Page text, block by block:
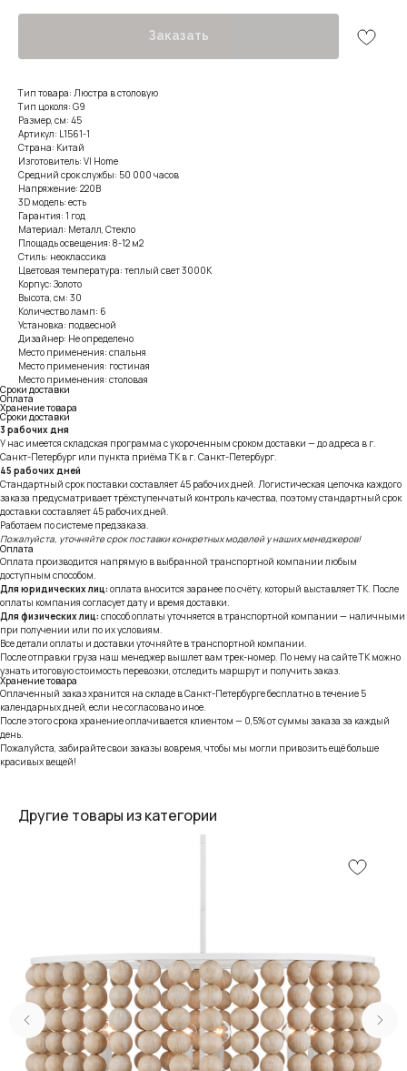
Заказать
Тип товара: Люстра в столовую
Тип цоколя: G9
Размер, см: 45
Артикул: L1561-1
Страна: Китай
Изготовитель: VI Home
Средний срок службы: 50 000 часов
Напряжение: 220В
3D модель: есть
Гарантия: 1 год
Материал: Металл, Стекло
Площадь освещения: 8-12 м2
Стиль: неоклассика
Цветовая температура: теплый свет 3000К
Корпус: Золото
Высота, см: 30
Количество ламп: 6
Установка: подвесной
Дизайнер: Не определено
Место применения: спальня
Место применения: гостиная
Место применения: столовая
Сроки доставки
Оплата
Хранение товара
Сроки доставки
3 рабочих дня
У нас имеется складская программа с укороченным сроком доставки — до адреса в г.
Санкт-Петербург или пункта приёма ТК в г. Санкт-Петербург.
45 рабочих дней
Стандартный срок поставки составляет 45 рабочих дней. Логистическая цепочка каждого
заказа предусматривает трёхступенчатый контроль качества, поэтому стандартный срок
доставки составляет 45 рабочих дней.
Работаем по системе предзаказа.
Пожалуйста, уточняйте срок поставки конкретных моделей у наших менеджеров!
Оплата
Оплата производится напрямую в выбранной транспортной компании любым
доступным способом.
Для юридических лиц: оплата вносится заранее по счёту, который выставляет ТК. После
оплаты компания согласует дату и время доставки.
Для физических лиц: способ оплаты уточняется в транспортной компании — наличными
при получении или по их условиям.
Все детали оплаты и доставки уточняйте в транспортной компании.
После отправки груза наш менеджер вышлет вам трек-номер. По нему на сайте ТК можно
узнать итоговую стоимость перевозки, отследить маршрут и получить заказ.
Хранение товара
Оплаченный заказ хранится на складе в Санкт-Петербурге бесплатно в течение 5
календарных дней, если не согласовано иное.
После этого срока хранение оплачивается клиентом — 0,5% от суммы заказа за каждый
день.
Пожалуйста, забирайте свои заказы вовремя, чтобы мы могли привозить ещё больше
красивых вещей!
Другие товары из категории